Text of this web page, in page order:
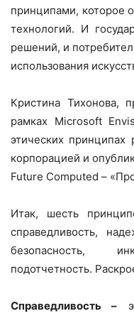
принципами, которое
технологий. И
решений, и
использования
Кристина Тихонова,
рамках Microsoft
этических принципах
корпорацией и
Future Computed –
Итак, шесть
справедливость,
безопасность,
подотчетность.
Справедливость –